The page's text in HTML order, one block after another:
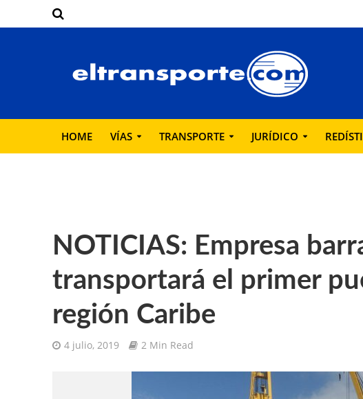
HOME VÍAS TRANSPORTE JURÍDICO
NOTICIAS: Empresa
transportará el primer
región Caribe
4 julio, 2019 2 Min Read